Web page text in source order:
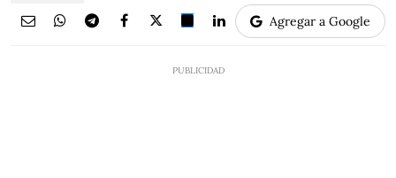
Agregar a Google